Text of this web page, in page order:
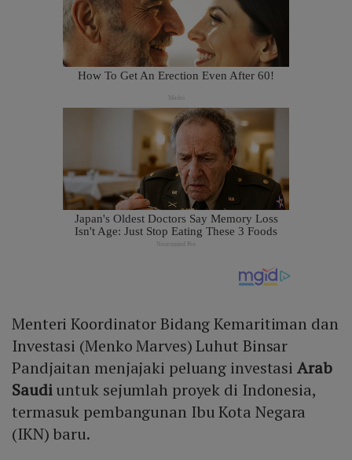
Menteri Koordinator Bidang Kemaritiman dan
Investasi (Menko Marves) Luhut Binsar
Pandjaitan menjajaki peluang investasiArab
Saudiuntuk sejumlah proyek di Indonesia,
termasuk pembangunan Ibu Kota Negara
(IKN) baru.